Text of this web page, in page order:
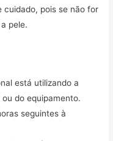
cuidado, pois se não for
pele.
está utilizando a
do equipamento.
seguintes à